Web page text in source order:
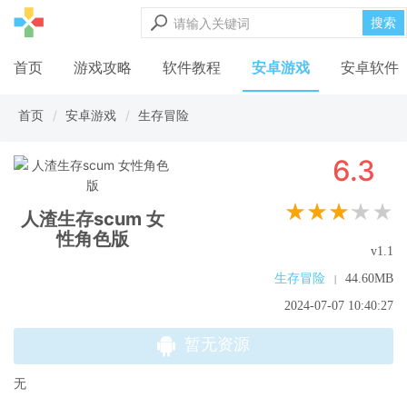
搜索
首页 游戏攻略 软件教程 安卓游戏 安卓软件
首页 安卓游戏 生存冒险
人渣生存scum 女
性角色版
6.3
★★★★★
v1.1
生存冒险
|
44.60MB
2024-07-07 10:40:27
暂无资源
无